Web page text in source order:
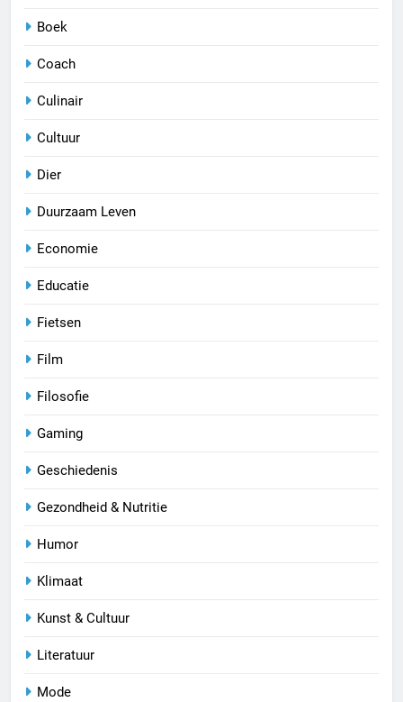
Boek
Coach
Culinair
Cultuur
Dier
Duurzaam Leven
Economie
Educatie
Fietsen
Film
Filosofie
Gaming
Geschiedenis
Gezondheid & Nutritie
Humor
Klimaat
Kunst & Cultuur
Literatuur
Mode